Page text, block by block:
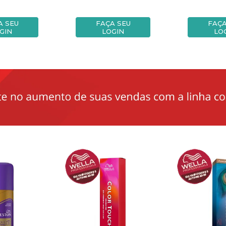
SEU
FAÇA SEU
LOGIN